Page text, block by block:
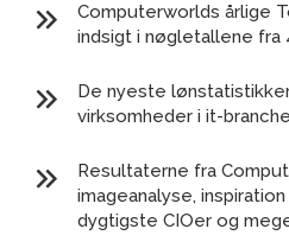
Computerworlds årlige
indsigt i nøgletallene fra
De nyeste
virksomheder i it-
Resultaterne fra
imageanalyse,
dygtigste CIOer og